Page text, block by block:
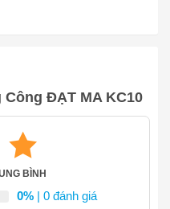
ĐẠT MA KC10
BÌNH
0% | 0 đánh giá